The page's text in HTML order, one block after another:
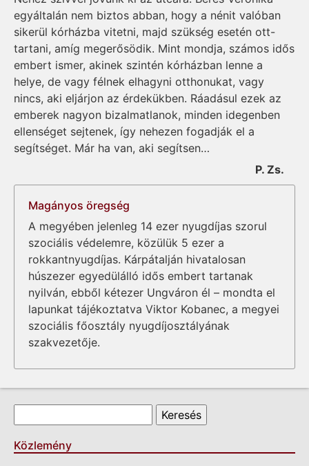
egyáltalán nem biztos abban, hogy a nénit valóban
sikerül kórházba vitetni, majd szükség esetén ott-
tartani, amíg megerősödik. Mint mondja, számos idős
embert ismer, akinek szintén kórházban lenne a
helye, de vagy félnek elhagyni otthonukat, vagy
nincs, aki eljárjon az érdekükben. Ráadásul ezek az
emberek nagyon bizalmatlanok, minden idegenben
ellenséget sejtenek, így nehezen fogadják el a
segítséget. Már ha van, aki segítsen…
P. Zs.
Magányos öregség
A megyében jelenleg 14 ezer nyugdíjas szorul
szociális védelemre, közülük 5 ezer a
rokkantnyugdíjas. Kárpátalján hivatalosan
húszezer egyedülálló idős embert tartanak
nyilván, ebből kétezer Ungváron él – mondta el
lapunkat tájékoztatva Viktor Kobanec, a megyei
szociális főosztály nyugdíjosztályának
szakvezetője.
Keresés űrlap
Közlemény